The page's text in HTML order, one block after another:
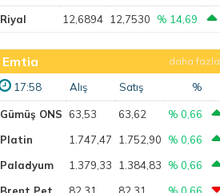
Riyal 12,6894 12,7530 % 14,69
Emtia daha fazla
17:58 Alış Satış %
Gümüş ONS 63,53 63,62
% 0,66
Platin
1.747,47 1.752,90
% 0,66
Paladyum
1.379,33 1.384,83
% 0,66
Brent Pet.
82,31 82,31
% 0,66